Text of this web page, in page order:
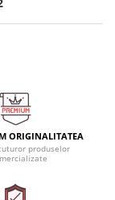
ORIGINALITATEA
produselor